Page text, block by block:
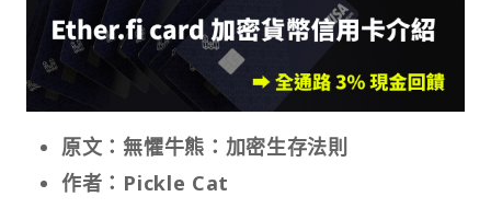
原文：無懼牛熊：加密生存法則
作者：Pickle Cat